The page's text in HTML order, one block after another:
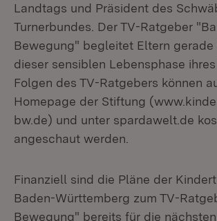
Landtags und Präsident des
Turnerbundes. Der TV-Ratgeber
Bewegung" begleitet Eltern gerade
dieser sensiblen Lebensphase
Folgen des TV-Ratgebers können
Homepage der Stiftung
bw.de) und unter spardawelt.de
angeschaut werden.
Finanziell sind die Pläne der
Baden-Württemberg zum TV-
Bewegung" bereits für die